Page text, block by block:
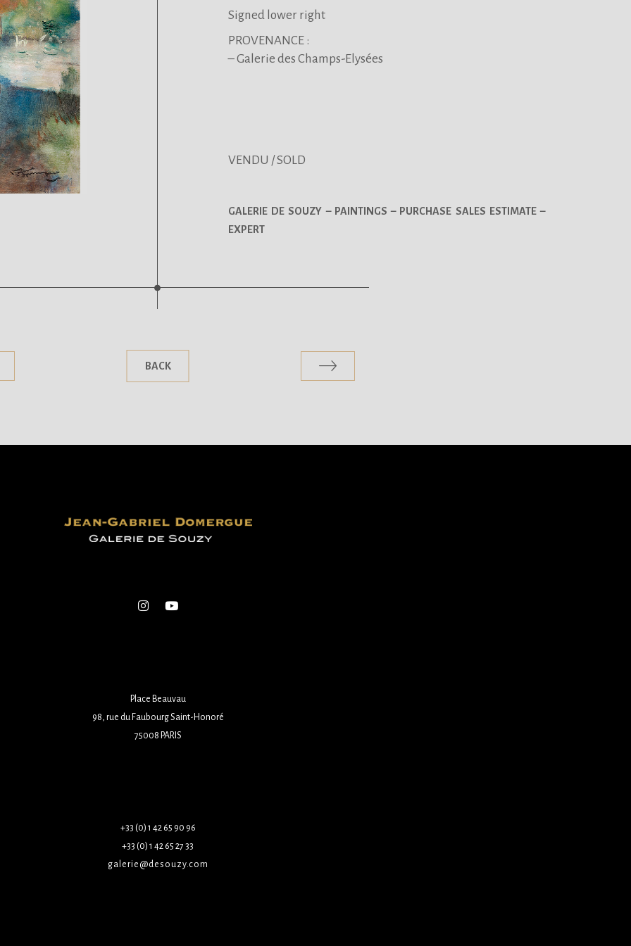
.
Signed lower right
PROVENANCE :
– Galerie des Champs-Elysées
VENDU / SOLD
GALERIE DE SOUZY – PAINTINGS – PURCHASE SALES ESTIMATE –
EXPERT
Place Beauvau
98, rue du Faubourg Saint-Honoré
75008 PARIS
+33 (0) 1 42 65 90 96
+33 (0) 1 42 65 27 33
galerie@desouzy.com